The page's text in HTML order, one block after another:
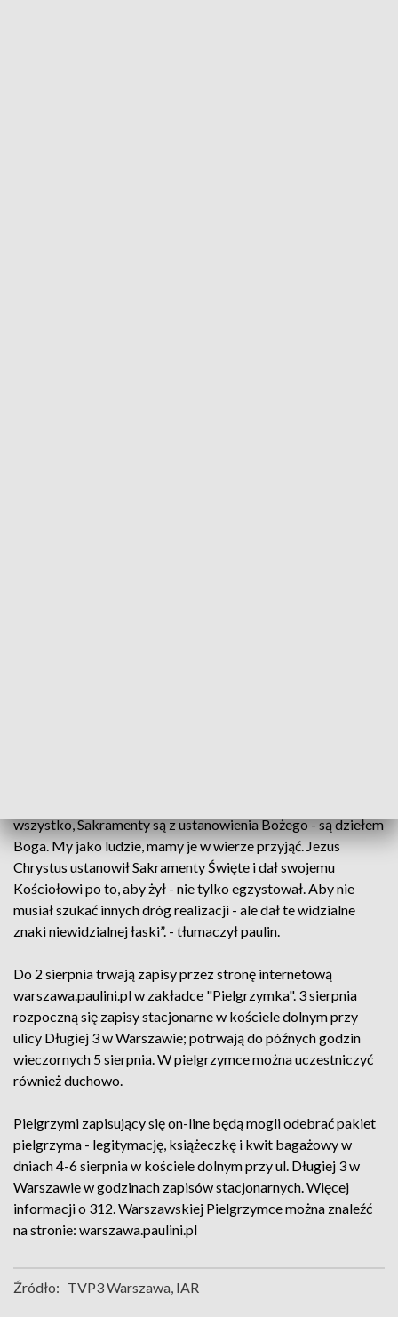
wszystko, Sakramenty są z ustanowienia Bożego - są dziełem
Boga. My jako ludzie, mamy je w wierze przyjąć. Jezus
Chrystus ustanowił Sakramenty Święte i dał swojemu
Kościołowi po to, aby żył - nie tylko egzystował. Aby nie
musiał szukać innych dróg realizacji - ale dał te widzialne
znaki niewidzialnej łaski”. - tłumaczył paulin.
Do 2 sierpnia trwają zapisy przez stronę internetową
warszawa.paulini.pl w zakładce "Pielgrzymka". 3 sierpnia
rozpoczną się zapisy stacjonarne w kościele dolnym przy
ulicy Długiej 3 w Warszawie; potrwają do późnych godzin
wieczornych 5 sierpnia. W pielgrzymce można uczestniczyć
również duchowo.
Pielgrzymi zapisujący się on-line będą mogli odebrać pakiet
pielgrzyma - legitymację, książeczkę i kwit bagażowy w
dniach 4-6 sierpnia w kościele dolnym przy ul. Długiej 3 w
Warszawie w godzinach zapisów stacjonarnych. Więcej
informacji o 312. Warszawskiej Pielgrzymce można znaleźć
na stronie: warszawa.paulini.pl
Źródło: TVP3 Warszawa, IAR